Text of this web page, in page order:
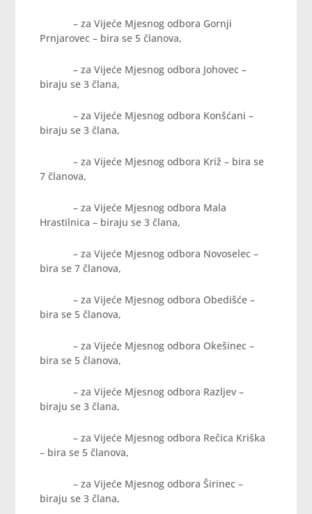
– za Vijeće Mjesnog odbora Gornji
Prnjarovec – bira se 5 članova,
– za Vijeće Mjesnog odbora Johovec –
biraju se 3 člana,
– za Vijeće Mjesnog odbora Konšćani –
biraju se 3 člana,
– za Vijeće Mjesnog odbora Križ – bira se
7 članova,
– za Vijeće Mjesnog odbora Mala
Hrastilnica – biraju se 3 člana,
– za Vijeće Mjesnog odbora Novoselec –
bira se 7 članova,
– za Vijeće Mjesnog odbora Obedišće –
bira se 5 članova,
– za Vijeće Mjesnog odbora Okešinec –
bira se 5 članova,
– za Vijeće Mjesnog odbora Razljev –
biraju se 3 člana,
– za Vijeće Mjesnog odbora Rečica Kriška
– bira se 5 članova,
– za Vijeće Mjesnog odbora Širinec –
biraju se 3 člana,